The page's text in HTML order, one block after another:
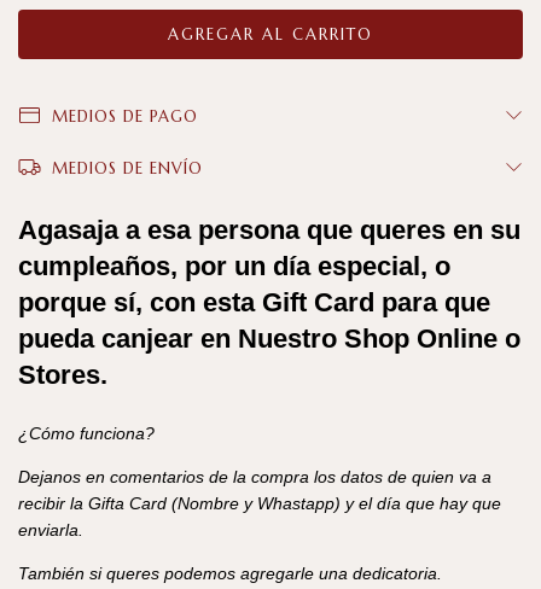
MEDIOS DE PAGO
MEDIOS DE ENVÍO
Agasaja a esa persona que queres en su
cumpleaños, por un día especial, o
porque sí, con esta Gift Card para que
pueda canjear en Nuestro Shop Online o
Stores.
¿Cómo funciona?
Dejanos en comentarios de la compra los datos de quien va a
recibir la Gifta Card (Nombre y Whastapp) y el día que hay que
enviarla.
También si queres podemos agregarle una dedicatoria.